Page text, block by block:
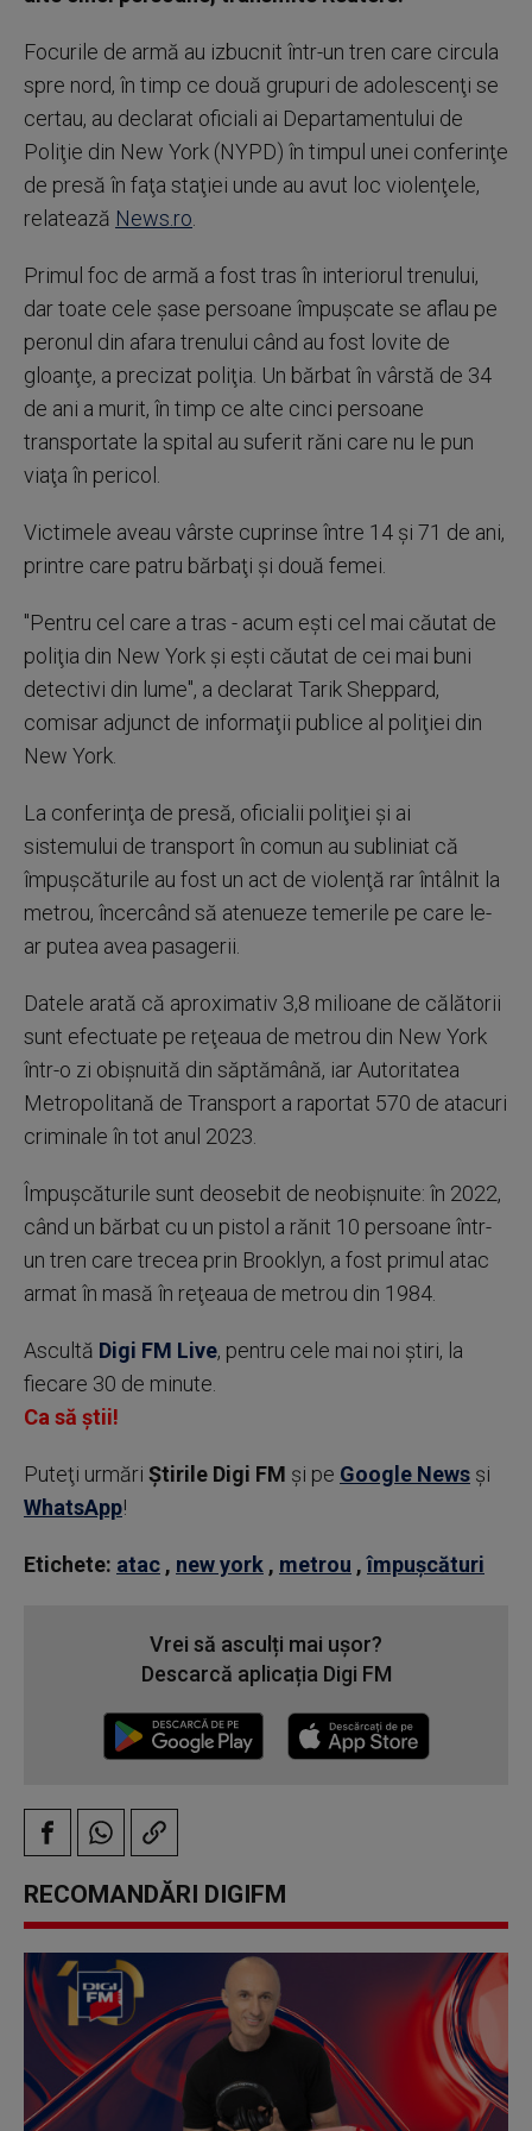
Focurile de armă au izbucnit într-un tren care circula
spre nord, în timp ce două grupuri de adolescenţi se
certau, au declarat oficiali ai Departamentului de
Poliţie din New York (NYPD) în timpul unei conferinţe
de presă în faţa staţiei unde au avut loc violenţele,
relatează News.ro
Primul foc de armă a fost tras în interiorul trenului,
dar toate cele şase persoane împuşcate se aflau pe
peronul din afara trenului când au fost lovite de
gloanţe, a precizat poliţia. Un bărbat în vârstă de 34
de ani a murit, în timp ce alte cinci persoane
transportate la spital au suferit răni care nu le pun
viaţa în pericol.
Victimele aveau vârste cuprinse între 14 şi 71 de ani,
printre care patru bărbaţi şi două femei.
"Pentru cel care a tras - acum eşti cel mai căutat de
poliţia din New York şi eşti căutat de cei mai buni
detectivi din lume", a declarat Tarik Sheppard,
comisar adjunct de informaţii publice al poliţiei din
New York.
La conferinţa de presă, oficialii poliţiei şi ai
sistemului de transport în comun au subliniat că
împuşcăturile au fost un act de violenţă rar întâlnit la
metrou, încercând să atenueze temerile pe care le-
ar putea avea pasagerii.
Datele arată că aproximativ 3,8 milioane de călătorii
sunt efectuate pe reţeaua de metrou din New York
într-o zi obişnuită din săptămână, iar Autoritatea
Metropolitană de Transport a raportat 570 de atacuri
criminale în tot anul 2023.
Împuşcăturile sunt deosebit de neobişnuite: în 2022,
când un bărbat cu un pistol a rănit 10 persoane într-
un tren care trecea prin Brooklyn, a fost primul atac
armat în masă în reţeaua de metrou din 1984.
Ascultă Digi FM Live, pentru cele mai noi știri, la
fiecare 30 de minute.
Ca să știi!
Puteţi urmări Știrile Digi FM şi pe Google News şi
WhatsApp!
Etichete: atac , new york , metrou ,împușcături
Vrei să asculți mai ușor?
Descarcă aplicația Digi FM
RECOMANDĂRI DIGIFM